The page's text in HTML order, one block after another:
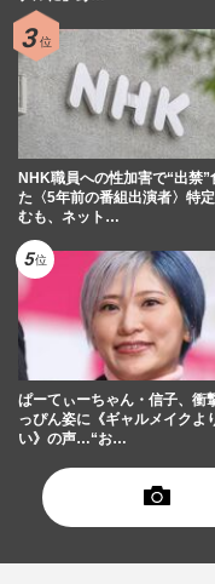
NHK職員への性加害で“出禁”
た〈5年前の番組出演者〉特
むも、ネット…
ぱーてぃーちゃん・信子、衝
っぴん姿に《ギャルメイクよ
い》の声…“お…